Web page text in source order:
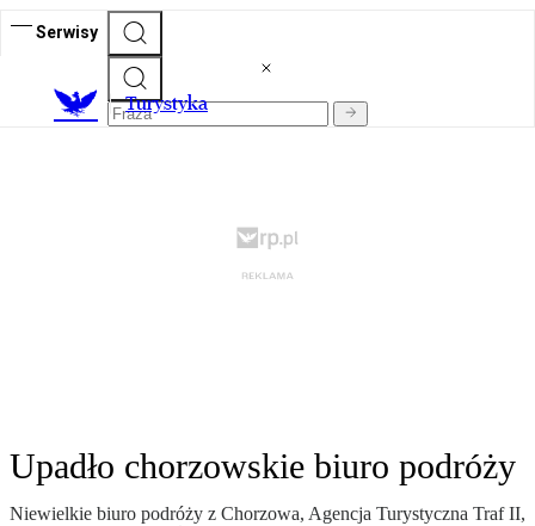
Serwisy
Turystyka
Upadło chorzowskie biuro podróży
Niewielkie biuro podróży z Chorzowa, Agencja Turystyczna Traf II,